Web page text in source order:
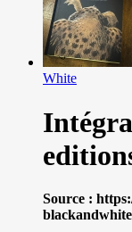
White
Source :